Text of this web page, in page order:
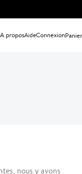
A proposAideConnexion
nous y avons